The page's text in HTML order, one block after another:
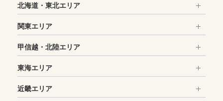
北海道・東北エリア
関東エリア
甲信越・北陸エリア
東海エリア
近畿エリア